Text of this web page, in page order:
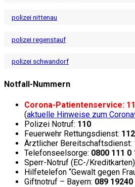
polizei nittenau
polizei regenstauf
polizei schwandorf
Notfall-Nummern
Corona-Patientenservice:
(aktuelle Hinweise zum
Polizei Notruf: 110
Feuerwehr Rettungsdienst: 112
Ärztlicher Bereitschaftsdienst:
Telefonseelsorge: 0800 111 0
Sperr-Notruf (EC-/
Hilfetelefon “Gewalt gegen
Giftnotruf – Bayern: 089 19240